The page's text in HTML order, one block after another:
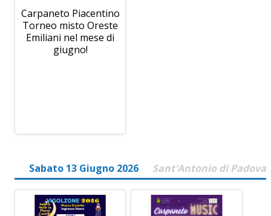
Carpaneto Piacentino
Torneo misto Oreste
Emiliani nel mese di
giugno!
Sabato 13 Giugno 2026 Sant'Antonio di Padova